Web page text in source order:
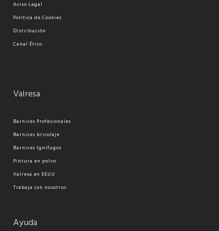
Aviso Legal
Política de Cookies
Distribución
Canal Ético
Valresa
Barnices Profesionales
Barnices bricolaje
Barnices Ignífugos
Pintura en polvo
Valresa en EEUU
Trabaja con nosotros
Ayuda